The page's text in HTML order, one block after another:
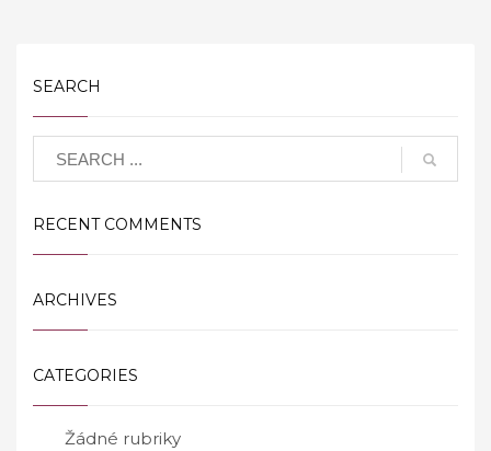
SEARCH
RECENT COMMENTS
ARCHIVES
CATEGORIES
Žádné rubriky